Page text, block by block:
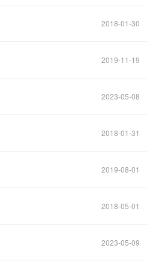
2018-01-30
2019-11-19
2023-05-08
2018-01-31
2019-08-01
2018-05-01
2023-05-09